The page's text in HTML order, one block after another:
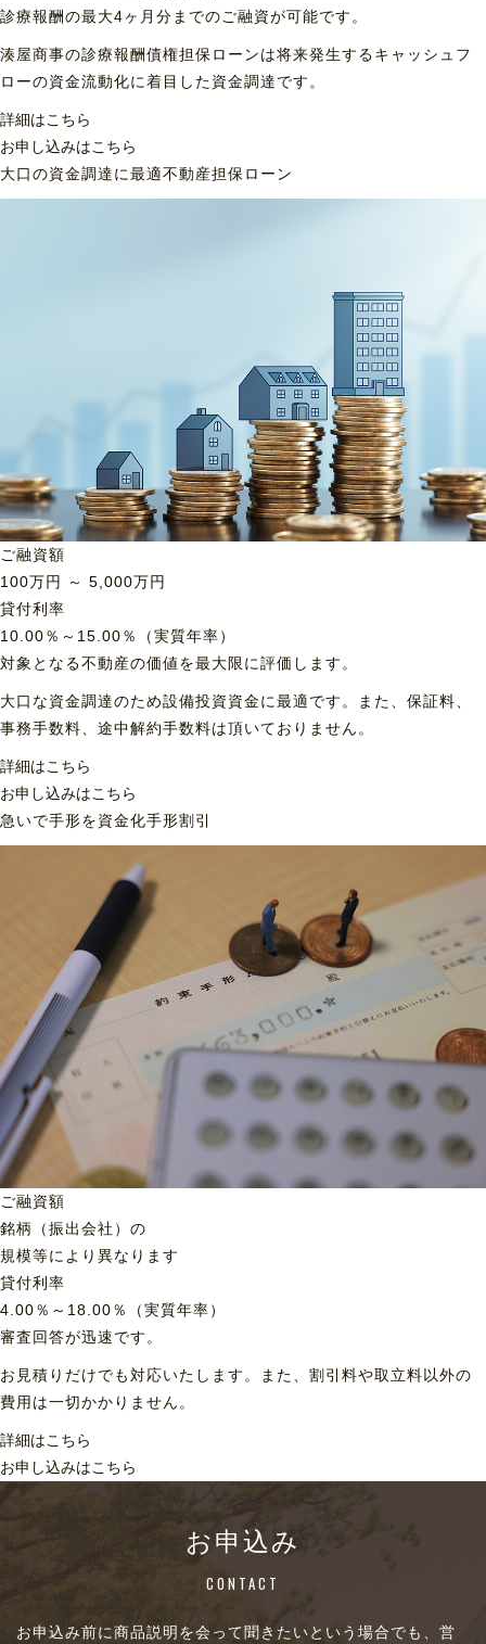
診療報酬の最大4ヶ月分までのご融資が可能です。
湊屋商事の診療報酬債権担保ローンは将来発生するキャッシュフ
ローの資金流動化に着目した資金調達です。
詳細はこちら
お申し込みはこちら
大口の資金調達に最適不動産担保ローン
ご融資額
100万円 ～ 5,000万円
貸付利率
10.00％～15.00％（実質年率）
対象となる不動産の価値を最大限に評価します。
大口な資金調達のため設備投資資金に最適です。また、保証料、
事務手数料、途中解約手数料は頂いておりません。
詳細はこちら
お申し込みはこちら
急いで手形を資金化手形割引
ご融資額
銘柄（振出会社）の
規模等により異なります
貸付利率
4.00％～18.00％（実質年率）
審査回答が迅速です。
お見積りだけでも対応いたします。また、割引料や取立料以外の
費用は一切かかりません。
詳細はこちら
お申し込みはこちら
お申込み
CONTACT
お申込み前に商品説明を会って聞きたいという場合でも、営